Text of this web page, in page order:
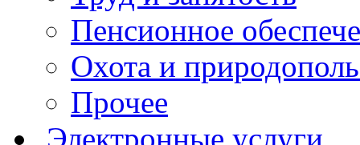
Пенсионное
Охота и
Прочее